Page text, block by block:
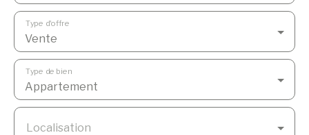
Vente
Type d'offre
Appartement
Type de bien
Localisation